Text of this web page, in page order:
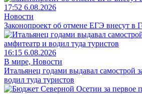
17:52 6.08.2026
Новости
Законопроект об отмене ЕГЭ внесут в
16:15 6.08.2026
В мире, Новости
Итальянец годами выдавал самострой
водил туда туристов